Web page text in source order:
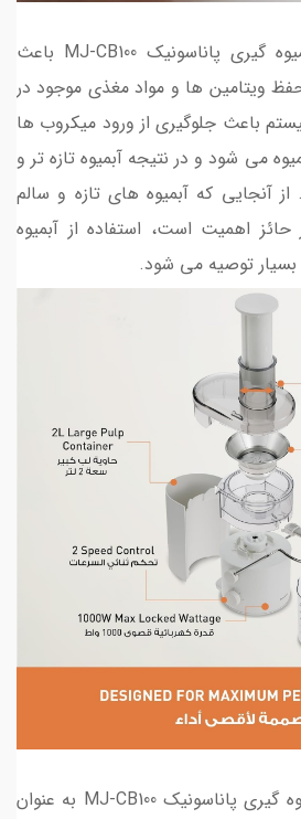
سیستم ضد چکه در آبمیوه گیری پاناسونیک MJ-CB100 باعث
ویتامین ها و مواد مغذی موجود در
باعث جلوگیری از ورود میکروب ها
می شود و در نتیجه آبمیوه تازه تر و
آنجایی که آبمیوه های تازه و سالم
اهمیت است، استفاده از آبمیوه
توصیه می شود.
سیستم ضد چکه در آبمیوه گیری پاناسونیک MJ-CB100 به عنوان